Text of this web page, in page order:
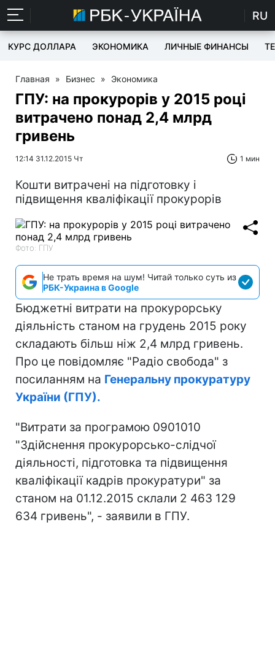
RU
КУРС ДОЛЛАРА ЭКОНОМИКА ЛИЧНЫЕ ФИНАНСЫ
Главная » Бизнес » Экономика
ГПУ: на прокурорів у 2015 році
витрачено понад 2,4 млрд
гривень
12:14 31.12.2015 Чт 1 мин
Кошти витрачені на підготовку і
підвищення кваліфікації прокурорів
Фото: ГПУ
Не трать время на шум! Читай только суть из
РБК-Украина в Google
Бюджетні витрати на прокурорську
діяльність станом на грудень 2015 року
складають більш ніж 2,4 млрд гривень.
Про це повідомляє "Радіо свобода" з
посиланням на Генеральну прокуратуру
України (ГПУ).
"Витрати за програмою 0901010
"Здійснення прокурорсько-слідчої
діяльності, підготовка та підвищення
кваліфікації кадрів прокуратури" за
станом на 01.12.2015 склали 2 463 129
634 гривень", - заявили в ГПУ.